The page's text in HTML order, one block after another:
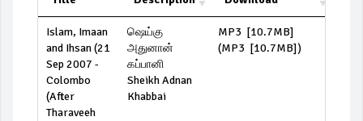
Islam, Imaan
and Ihsan (21
Sep 2007 -
Colombo
(After
Tharaveeh
ஷெய்கு
அதுனான்
கப்பானி
Sheikh Adnan
Khabbai
MP3 [10.7MB]
(MP3 [10.7MB])